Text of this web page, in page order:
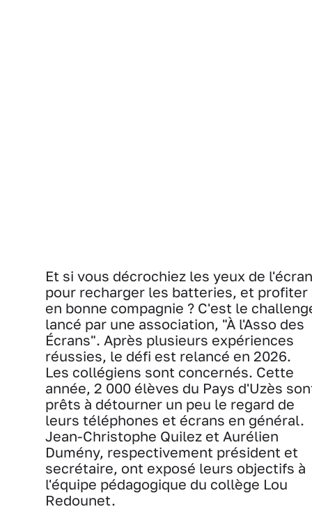
Et si vous décrochiez les yeux de
pour recharger les batteries, et profiter
en bonne compagnie ? C'est le
lancé par une association, "À l'Asso des
Écrans". Après plusieurs expériences
réussies, le défi est relancé en 2026.
Les collégiens sont concernés. Cette
année, 2 000 élèves du Pays d'Uzès
prêts à détourner un peu le regard de
leurs téléphones et écrans en général.
Jean-Christophe Quilez et Aurélien
Dumény, respectivement président et
secrétaire, ont exposé leurs objectifs à
l'équipe pédagogique du collège Lou
Redounet.